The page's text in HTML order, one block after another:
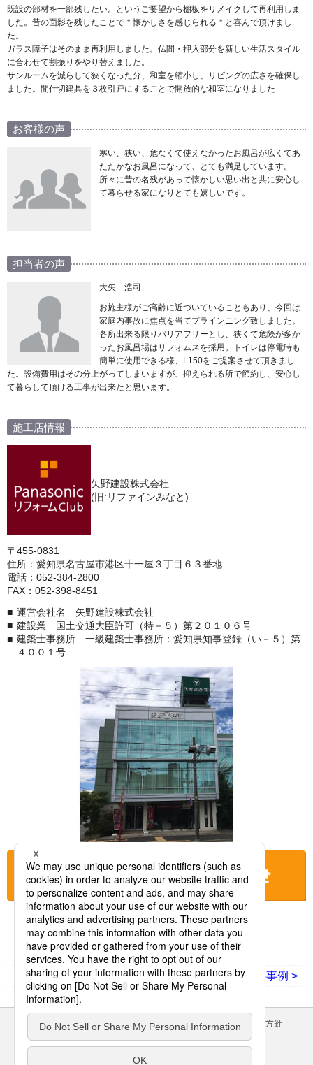
既設の部材を一部残したい。というご要望から棚板をリメイクして再利用しま
した。昔の面影を残したことで＂懐かしさを感じられる＂と喜んで頂けまし
た。
ガラス障子はそのまま再利用しました。仏間・押入部分を新しい生活スタイル
に合わせて割振りをやり替えました。
サンルームを減らして狭くなった分、和室を縮小し、リビングの広さを確保し
ました。間仕切建具を３枚引戸にすることで開放的な和室になりました
お客様の声
寒い、狭い、危なくて使えなかったお風呂が広くてあ
たたかなお風呂になって、とても満足しています。
所々に昔の名残があって懐かしい思い出と共に安心し
て暮らせる家になりとても嬉しいです。
担当者の声
大矢 浩司
お施主様がご高齢に近づいていることもあり、今回は
家庭内事故に焦点を当てプラインニング致しました。
各所出来る限りバリアフリーとし、狭くて危険が多か
ったお風呂場はリフォムスを採用。トイレは停電時も
簡単に使用できる様、L150をご提案させて頂きまし
た。設備費用はその分上がってしまいますが、抑えられる所で節約し、安心し
て暮らして頂ける工事が出来たと思います。
施工店情報
矢野建設株式会社
(旧:リファインみなと)
〒455-0831
住所：愛知県名古屋市港区十一屋３丁目６３番地
電話：052-384-2800
FAX：052-398-8451
運営会社名 矢野建設株式会社
建設業 国土交通大臣許可（特－５）第２０１０６号
建築士事務所 一級建築士事務所：愛知県知事登録（い－５）第
４００１号
お店に電話をする
< 前の事例 次の事例 >
サイトのご利用にあたって クッキーポリシー
個人情報保護方針
パナソニック ホールディングス
Area/Country